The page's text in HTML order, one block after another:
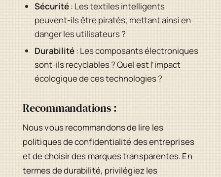
Sécurité: Les textiles intelligents
peuvent-ils être piratés, mettant ainsi en
danger les utilisateurs ?
Durabilité: Les composants électroniques
sont-ils recyclables ? Quel est l’impact
écologique de ces technologies ?
Recommandations :
Nous vous recommandons de lire les
politiques de confidentialité des entreprises
et de choisir des marques transparentes. En
termes de durabilité, privilégiez les